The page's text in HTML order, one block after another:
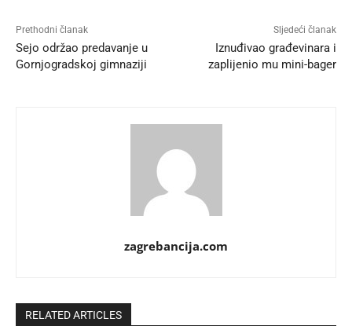
Prethodni članak
Sejo održao predavanje u
Gornjogradskoj gimnaziji
Sljedeći članak
Iznuđivao građevinara i
zaplijenio mu mini-bager
zagrebancija.com
RELATED ARTICLES